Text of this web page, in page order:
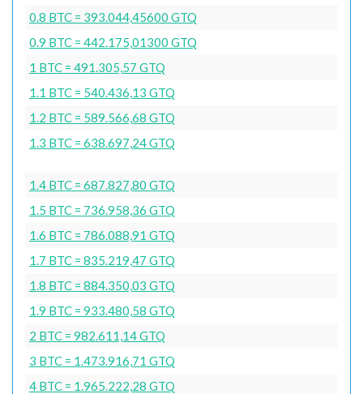
0.8 BTC = 393.044,45600 GTQ
0.9 BTC = 442.175,01300 GTQ
1 BTC = 491.305,57 GTQ
1.1 BTC = 540.436,13 GTQ
1.2 BTC = 589.566,68 GTQ
1.3 BTC = 638.697,24 GTQ
1.4 BTC = 687.827,80 GTQ
1.5 BTC = 736.958,36 GTQ
1.6 BTC = 786.088,91 GTQ
1.7 BTC = 835.219,47 GTQ
1.8 BTC = 884.350,03 GTQ
1.9 BTC = 933.480,58 GTQ
2 BTC = 982.611,14 GTQ
3 BTC = 1.473.916,71 GTQ
4 BTC = 1.965.222,28 GTQ